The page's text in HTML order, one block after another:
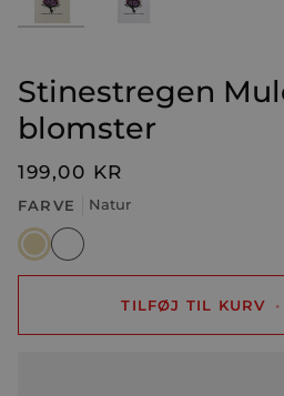
Stinestregen
blomster
199,00 KR
FARVE Natur
NaturHvid
TILFØJ TIL KURV •